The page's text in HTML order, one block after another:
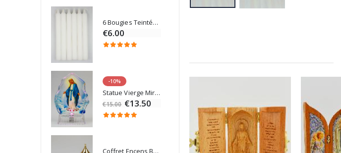
6 Bougies Teintées Masse Couleur Blanche
€6.00
-10%
Statue Vierge Miraculeuse Lumineuse
€15.00 €13.50
Coffret Encens Benjoin + Charbon + Brûle-encens
€12.00 €9.60
-20%